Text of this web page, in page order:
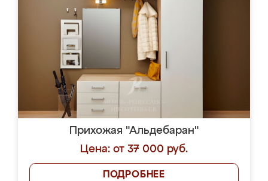
Прихожая "Альдебаран"
Цена: от 37 000 руб.
ПОДРОБНЕЕ